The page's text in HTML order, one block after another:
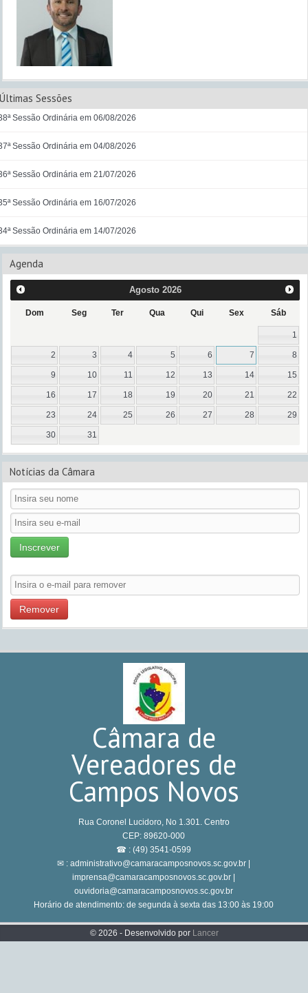
Últimas Sessões
Sessão Ordinária em 06/08/2026
Sessão Ordinária em 04/08/2026
Sessão Ordinária em 21/07/2026
Sessão Ordinária em 16/07/2026
Sessão Ordinária em 14/07/2026
Agenda
Agosto 2026
Dom Seg Ter Qua Qui Sex Sáb
1
2 3 4 5 6 7 8
9 10 11 12 13 14 15
16 17 18 19 20 21 22
23 24 25 26 27 28 29
30 31
Notícias da Câmara
Inscrever
Remover
Câmara de
Vereadores de
Campos Novos
Rua Coronel Lucidoro, No 1.301. Centro
CEP: 89620-000
☎ : (49) 3541-0599
✉ : administrativo@camaracamposnovos.sc.gov.br |
imprensa@camaracamposnovos.sc.gov.br |
ouvidoria@camaracamposnovos.sc.gov.br
Horário de atendimento: de segunda à sexta das 13:00 às 19:00
© 2026 - Desenvolvido por Lancer